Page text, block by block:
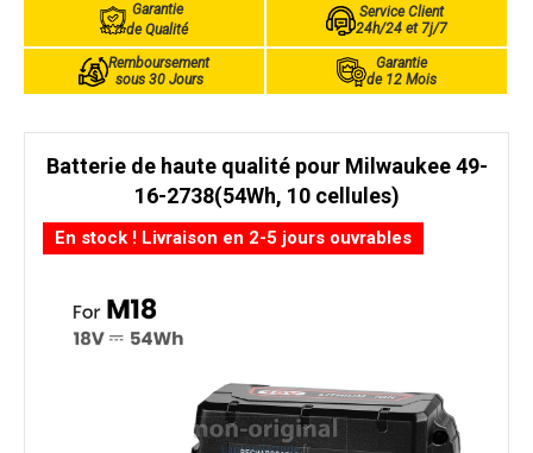
Garantie
de Qualité
Service Client
24h/24 et 7j/7
Remboursement
sous 30 Jours
Garantie
de 12 Mois
Batterie de haute qualité pour Milwaukee 49-
16-2738(54Wh, 10 cellules)
En stock ! Livraison en 2-5 jours ouvrables